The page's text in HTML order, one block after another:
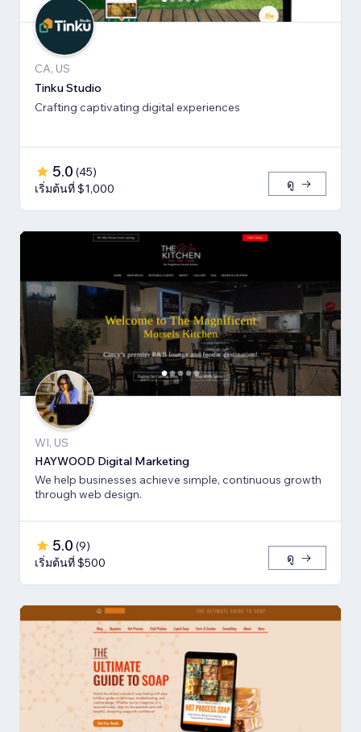
CA, US
Tinku Studio
Crafting captivating digital experiences
5.0 (45)
เริ่มต้นที่ $1,000
ดู
WI, US
HAYWOOD Digital Marketing
We help businesses achieve simple, continuous growth
through web design.
5.0 (9)
เริ่มต้นที่ $500
ดู